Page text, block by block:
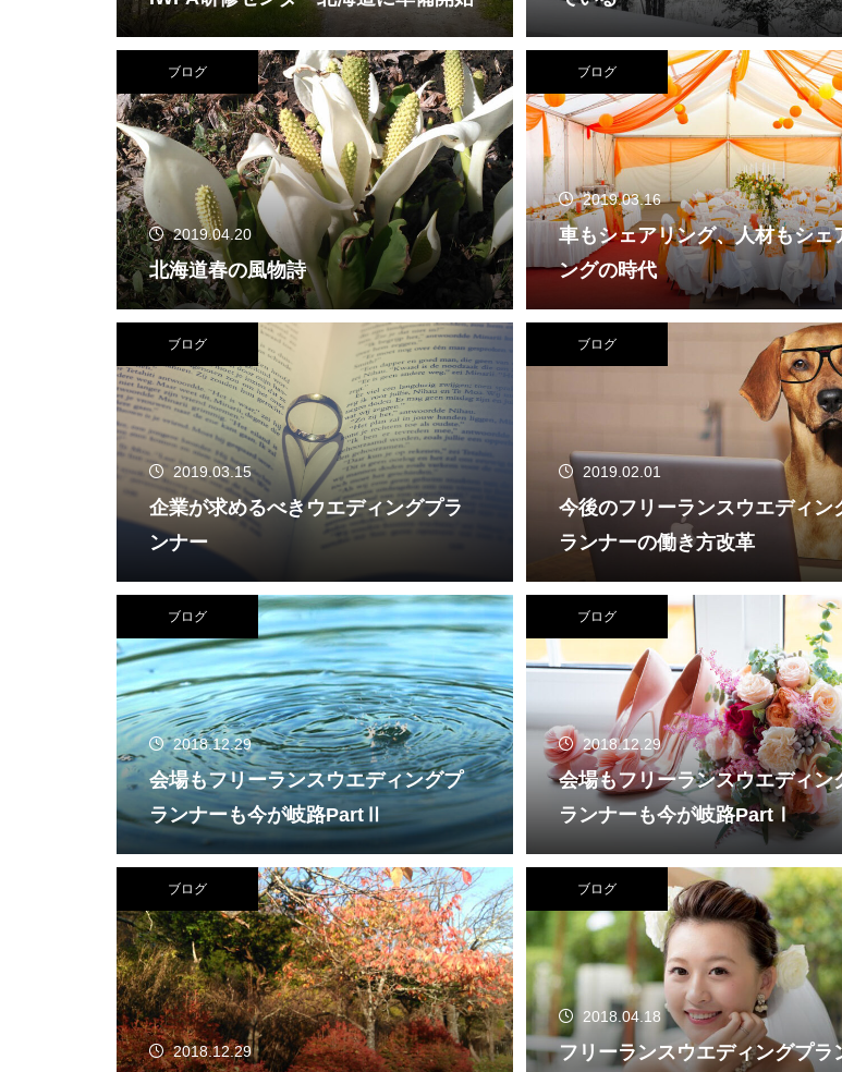
ブログ
2019.04.20
北海道春の風物詩
ブログ
2019.03.16
車もシェアリング、人材もシェ
ングの時代
ブログ
2019.03.15
企業が求めるべきウエディングプラ
ンナー
ブログ
2019.02.01
今後のフリーランスウエディン
ランナーの働き方改革
ブログ
2018.12.29
会場もフリーランスウエディングプ
ランナーも今が岐路PartⅡ
ブログ
2018.12.29
会場もフリーランスウエディン
ランナーも今が岐路PartⅠ
ブログ
2018.12.29
ブログ
2018.04.18
フリーランスウエディングプラ